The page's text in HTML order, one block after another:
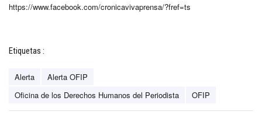
https://www.facebook.com/cronicavivaprensa/?fref=ts
Etiquetas :
Alerta
Alerta OFIP
Oficina de los Derechos Humanos del Periodista
OFIP